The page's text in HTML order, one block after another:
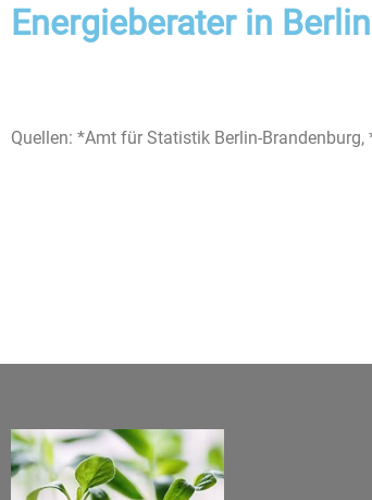
Energieberater in
Quellen: *Amt für Statistik Berlin-Brandenburg,